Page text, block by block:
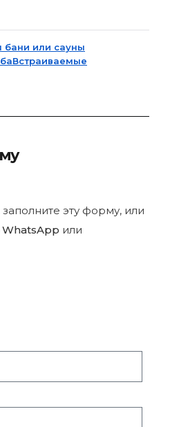
бани или сауны
Встраиваемые
эту форму, или
WhatsApp или